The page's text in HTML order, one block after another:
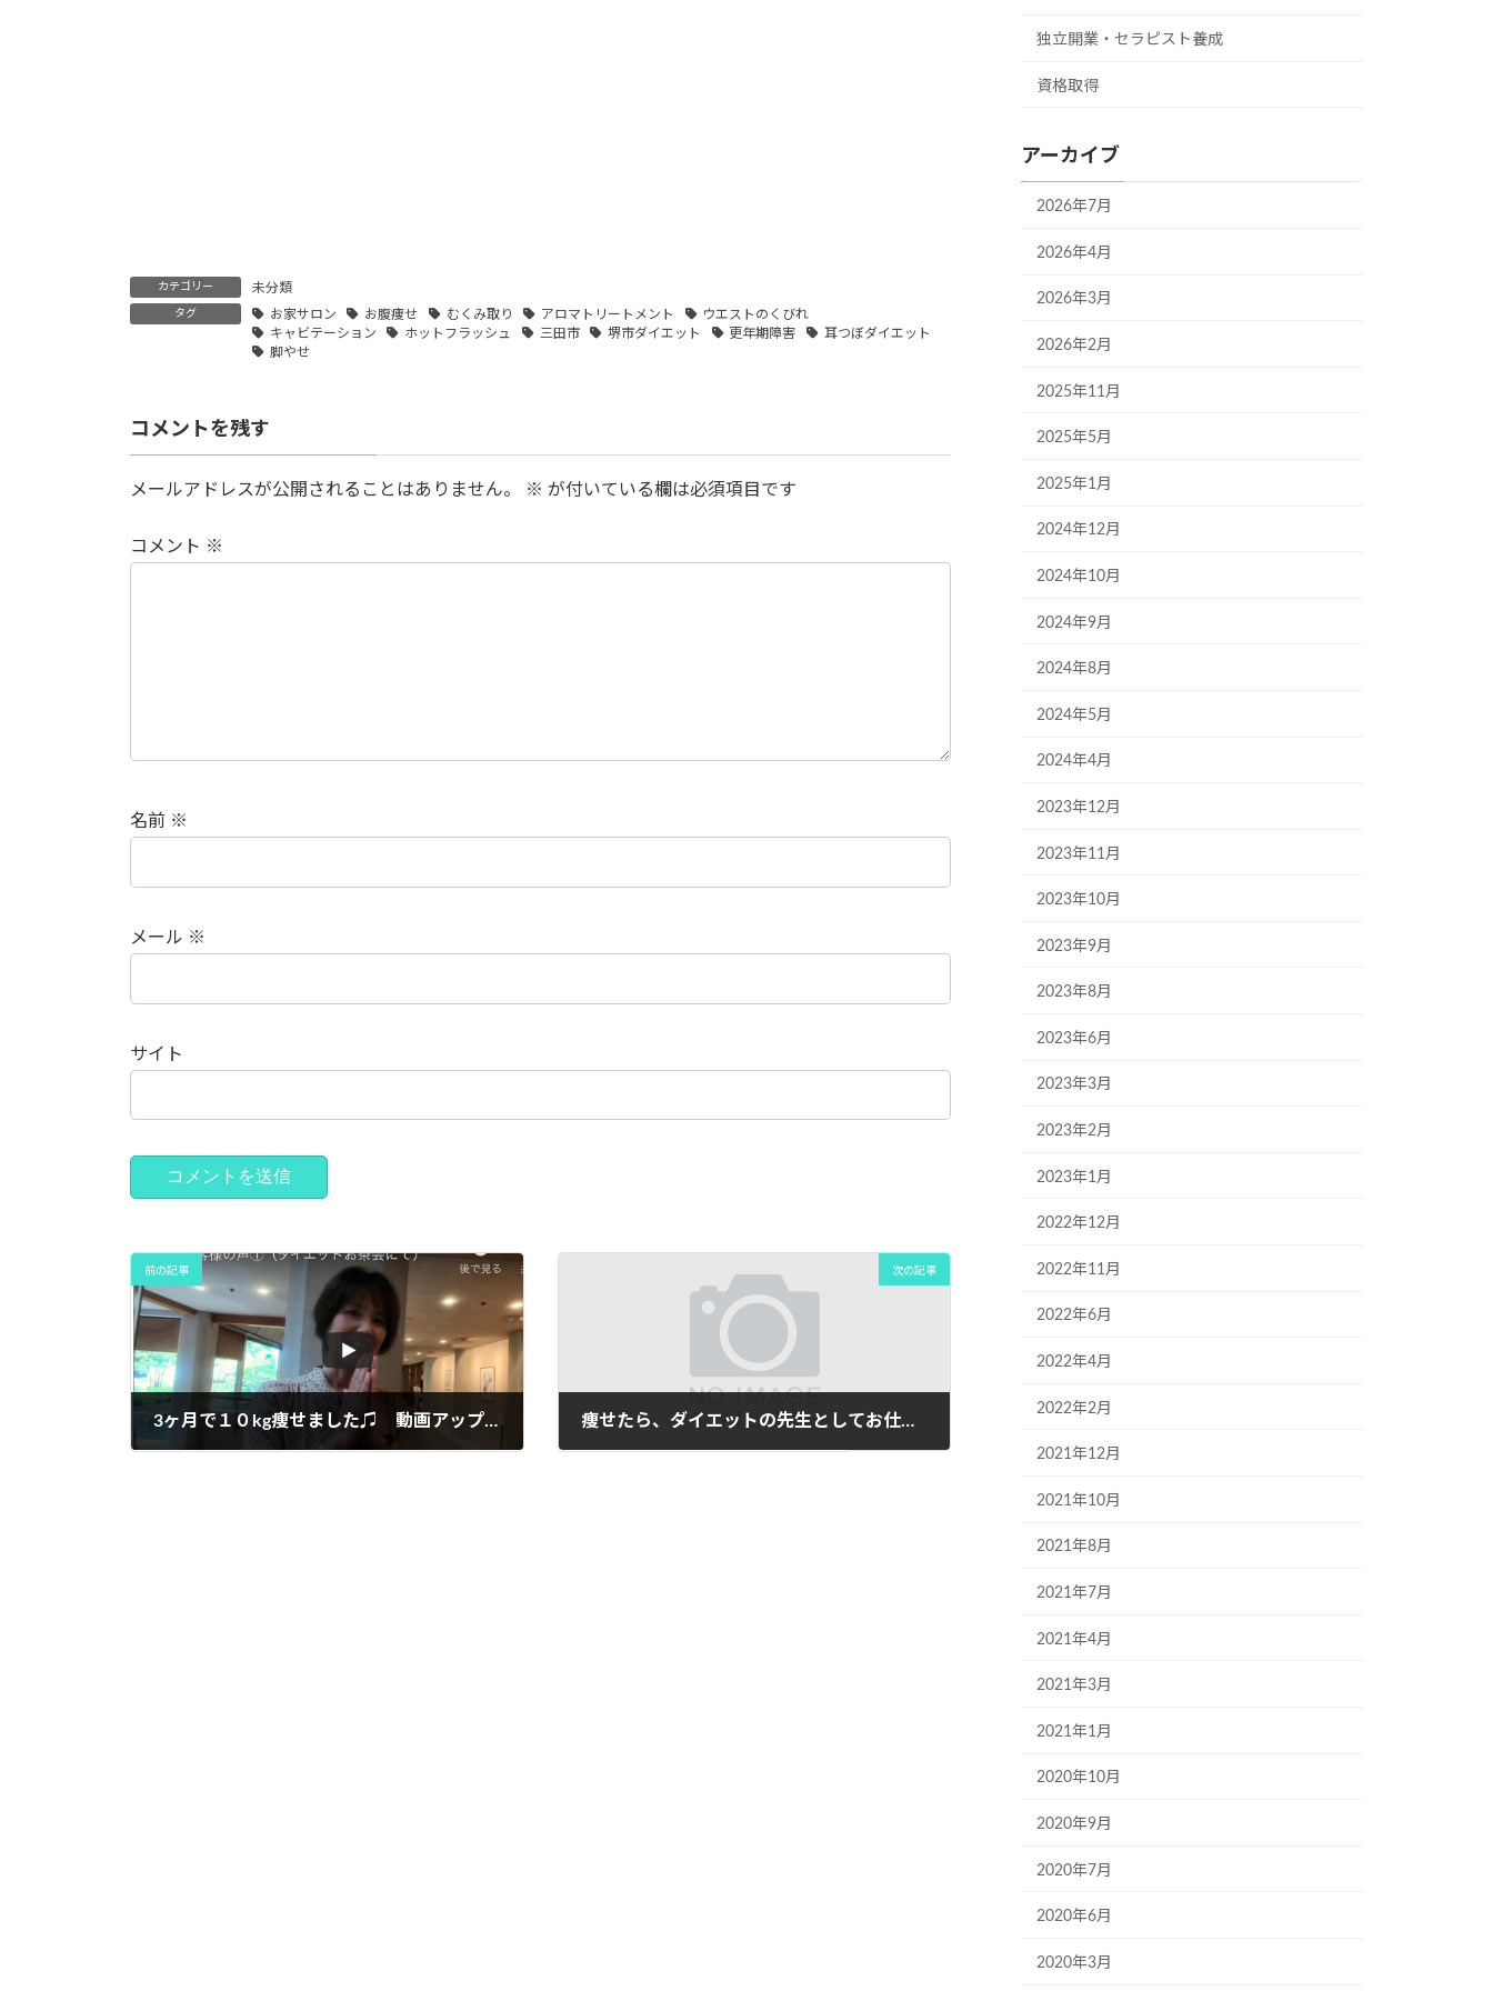
カテゴリー 未分類
タグ お家サロン お腹痩せ むくみ取り アロマトリートメント
ウエストのくびれ
キャビテーション
ホットフラッシュ 三田市 堺市ダイエット 更年期障害
耳つぼダイエット
脚やせ
コメントを残す
メールアドレスが公開されることはありません。 ※ が付いている欄は必須項目です
コメント ※
名前 ※
メール ※
サイト
前の記事
3ヶ月で１０kg痩せました♫ 動画アップしました！
次の記事
痩せたら、ダイエットの先生としてお仕事も始めました♫
独立開業・セラピスト養成
資格取得
アーカイブ
2026年7月
2026年4月
2026年3月
2026年2月
2025年11月
2025年5月
2025年1月
2024年12月
2024年10月
2024年9月
2024年8月
2024年5月
2024年4月
2023年12月
2023年11月
2023年10月
2023年9月
2023年8月
2023年6月
2023年3月
2023年2月
2023年1月
2022年12月
2022年11月
2022年6月
2022年4月
2022年2月
2021年12月
2021年10月
2021年8月
2021年7月
2021年4月
2021年3月
2021年1月
2020年10月
2020年9月
2020年7月
2020年6月
2020年3月